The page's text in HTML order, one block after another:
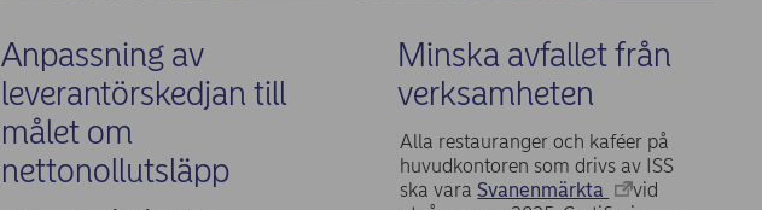
Anpassning av
leverantörskedjan till
målet om
nettonollutsläpp
Minska avfallet från
verksamheten
Alla restauranger och kaféer på
huvudkontoren som drivs av ISS
ska varaSvanenmärkta
vid